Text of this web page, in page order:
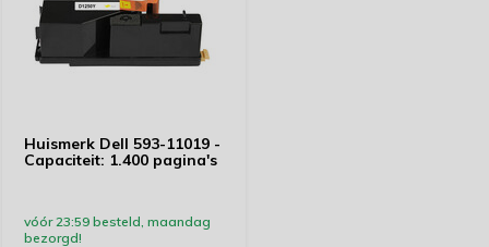
Huismerk Dell 593-11019 -
Capaciteit: 1.400 pagina's
vóór 23:59 besteld, maandag
bezorgd!